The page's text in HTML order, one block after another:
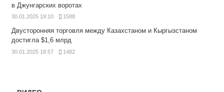
в Джунгарских воротах
30.01.2025 19:10 1588
Двусторонняя торговля между Казахстаном и Кыргызстаном
достигла $1,6 млрд
30.01.2025 18:57 1482